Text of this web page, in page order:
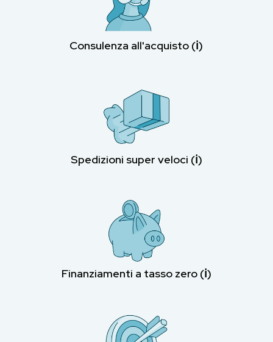
Consulenza all'acquisto (ℹ︎)
Spedizioni super veloci (ℹ︎)
Finanziamenti a tasso zero (ℹ︎)